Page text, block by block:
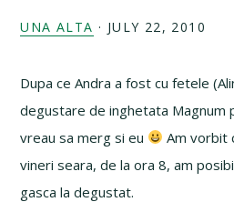
UNA ALTA · JULY 22, 2010
Dupa ce Andra a fost cu fetele
degustare de inghetata Magnum
vreau sa merg si eu
Am vorbit
vineri seara, de la ora 8, am
gasca la degustat.